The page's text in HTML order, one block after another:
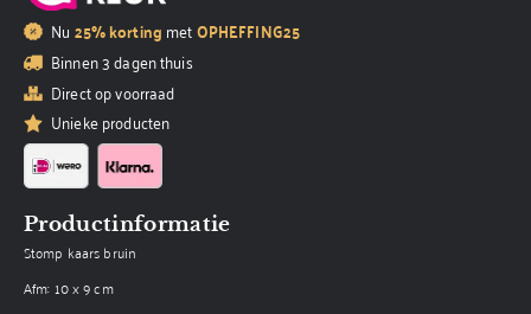
Nu 25% korting metOPHEFFING25
Binnen 3 dagen thuis
Direct op voorraad
Unieke producten
Productinformatie
Stomp kaars bruin
Afm: 10 x 9 cm